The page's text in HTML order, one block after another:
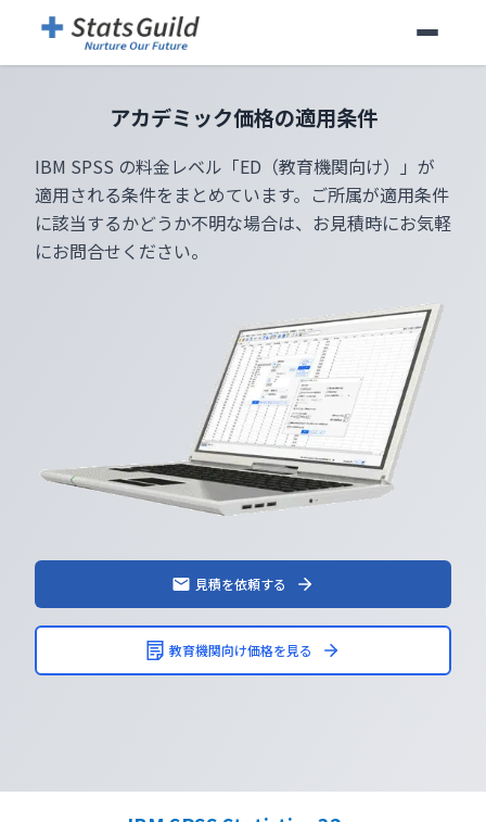
アカデミック価格の適用条件
IBM SPSS の料金レベル「ED（教育機関向け）」が
適用される条件をまとめています。ご所属が適用条件
に該当するかどうか不明な場合は、お見積時にお気軽
にお問合せください。
見積を依頼する
教育機関向け価格を見る